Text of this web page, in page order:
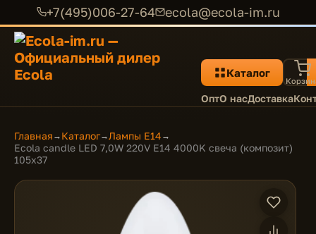
+7(495)006-27-64 ecola@ecola-im.ru
Каталог
ОптО насДоставка
Главная → Каталог→Лампы E14 →
Ecola candle LED 7,0W 220V E14 4000K свеча (композит)
105x37